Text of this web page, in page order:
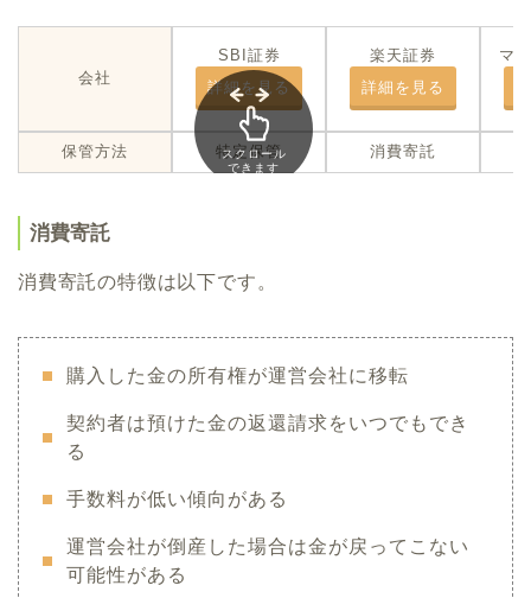
会社
SBI証券
詳細を見る
楽天証券
詳細を見る
マ
保管方法 特定保管 消費寄託
スクロール
できます
消費寄託
消費寄託の特徴は以下です。
購入した金の所有権が運営会社に移転
契約者は預けた金の返還請求をいつでもでき
る
手数料が低い傾向がある
運営会社が倒産した場合は金が戻ってこない
可能性がある